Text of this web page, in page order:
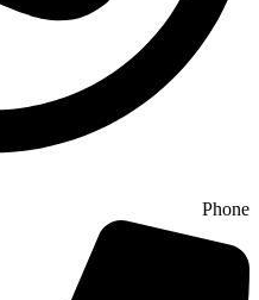
Phone